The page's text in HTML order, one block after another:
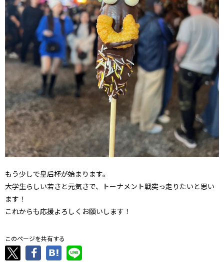
もう少しで皇后杯が始まります。
大学生らしい若さと元気さで、トーナメント戦突っ走りたいと思い
ます！
これからも応援よろしくお願いします！
このページを共有する